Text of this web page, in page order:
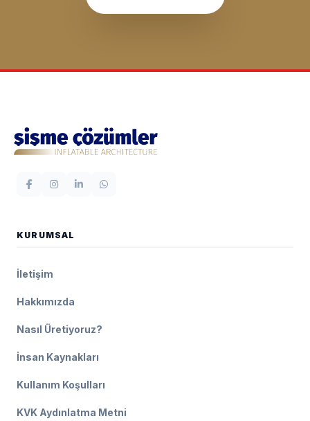
KURUMSAL
İletişim
Hakkımızda
Nasıl Üretiyoruz?
İnsan Kaynakları
Kullanım Koşulları
KVK Aydınlatma Metni